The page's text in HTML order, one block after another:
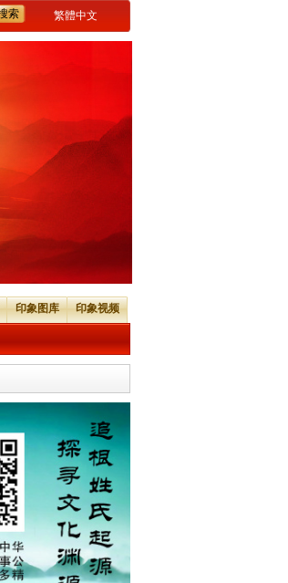
繁體中文
印象图库 印象视频